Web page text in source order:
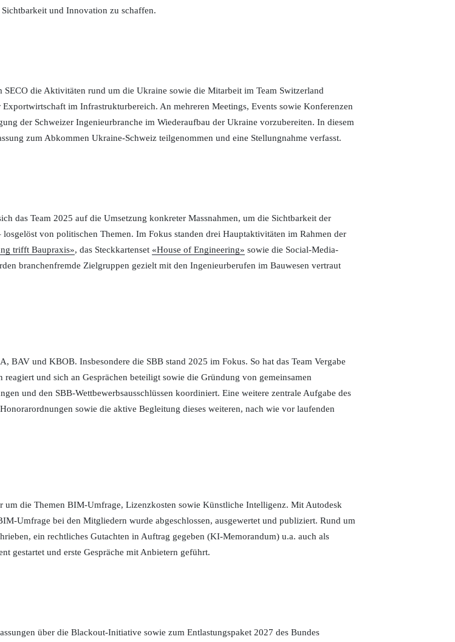
und Innovation zu schaffen.
die Aktivitäten rund um die Ukraine sowie die Mitarbeit im Team Switzerland
im Infrastrukturbereich. An mehreren Meetings, Events sowie Konferenzen
der Schweizer Ingenieurbranche im Wiederaufbau der Ukraine vorzubereiten. In diesem
zum Abkommen Ukraine-Schweiz teilgenommen und eine Stellungnahme verfasst.
das Team 2025 auf die Umsetzung konkreter Massnahmen, um die Sichtbarkeit der
von politischen Themen. Im Fokus standen drei Hauptaktivitäten im Rahmen der
trifft Baupraxis», das Steckkartenset «House of Engineering» sowie die Social-Media-
branchenfremde Zielgruppen gezielt mit den Ingenieurberufen im Bauwesen vertraut
BAV und KBOB. Insbesondere die SBB stand 2025 im Fokus. So hat das Team Vergabe
und sich an Gesprächen beteiligt sowie die Gründung von gemeinsamen
und den SBB-Wettbewerbsausschlüssen koordiniert. Eine weitere zentrale Aufgabe des
sowie die aktive Begleitung dieses weiteren, nach wie vor laufenden
die Themen BIM-Umfrage, Lizenzkosten sowie Künstliche Intelligenz. Mit Autodesk
Umfrage bei den Mitgliedern wurde abgeschlossen, ausgewertet und publiziert. Rund um
ein rechtliches Gutachten in Auftrag gegeben (KI-Memorandum) u.a. auch als
gestartet und erste Gespräche mit Anbietern geführt.
über die Blackout-Initiative sowie zum Entlastungspaket 2027 des Bundes